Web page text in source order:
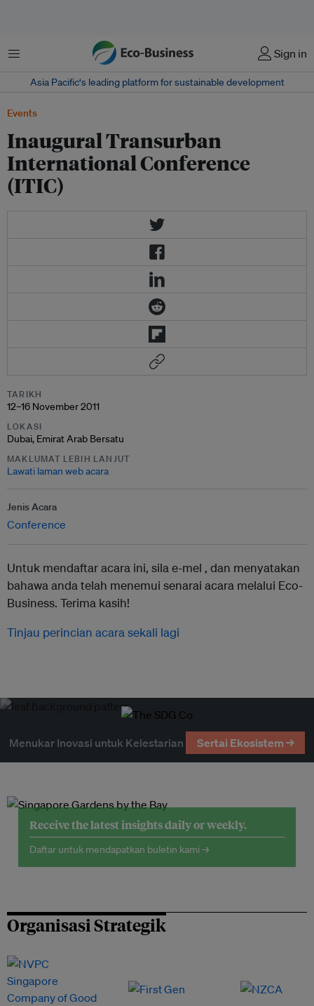
Menu Sign in
Asia Pacific‘s leading platform for sustainable development
Events
Inaugural Transurban
International Conference
(ITIC)
TARIKH
12–16 November 2011
LOKASI
Dubai, Emirat Arab Bersatu
MAKLUMAT LEBIH LANJUT
Lawati laman web acara
Jenis Acara
Conference
Untuk mendaftar acara ini, sila e-mel , dan menyatakan
bahawa anda telah menemui senarai acara melalui Eco-
Business. Terima kasih!
Tinjau perincian acara sekali lagi
Menukar Inovasi untuk Kelestarian Sertai Ekosistem →
Receive the latest insights daily or weekly.
Daftar untuk mendapatkan buletin kami →
Organisasi Strategik